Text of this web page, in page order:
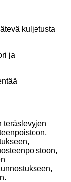
kuljetusta
ja
teräslevyjen